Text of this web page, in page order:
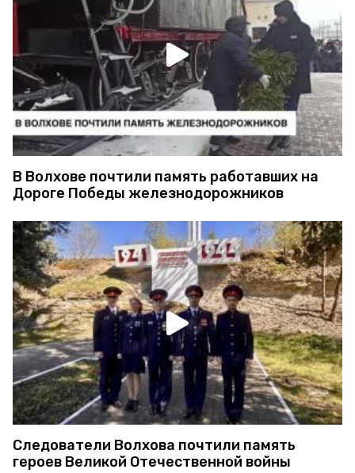
В Волхове почтили память работавших на
Дороге Победы железнодорожников
Следователи Волхова почтили память
героев Великой Отечественной войны